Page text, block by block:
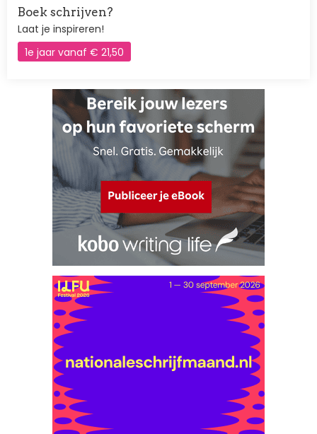
Boek schrijven?
Laat je inspireren!
1e jaar vanaf € 21,50